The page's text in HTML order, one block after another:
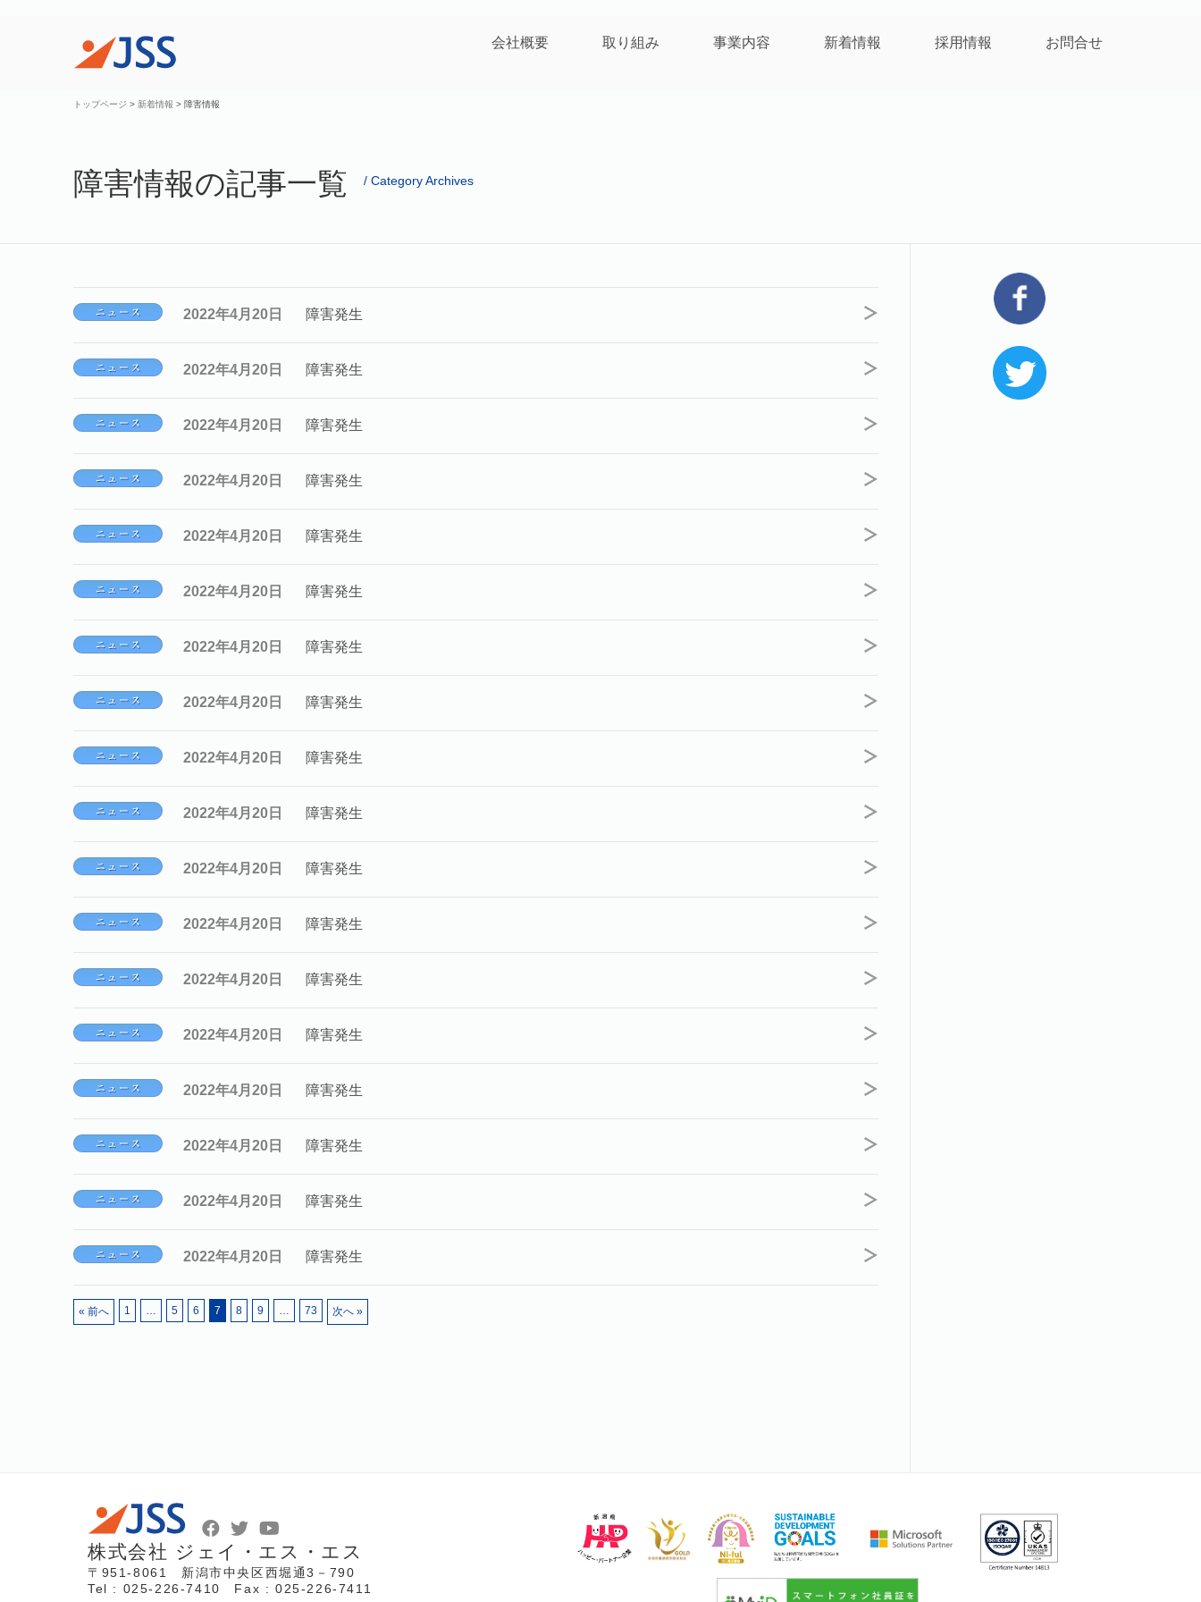
会社概要 取り組み 事業内容 新着情報 採用情報 お問合せ
トップページ > 新着情報 > 障害情報
障害情報の記事一覧 Category Archives
2022年4月20日 障害発生
2022年4月20日 障害発生
2022年4月20日 障害発生
2022年4月20日 障害発生
2022年4月20日 障害発生
2022年4月20日 障害発生
2022年4月20日 障害発生
2022年4月20日 障害発生
2022年4月20日 障害発生
2022年4月20日 障害発生
2022年4月20日 障害発生
2022年4月20日 障害発生
2022年4月20日 障害発生
2022年4月20日 障害発生
2022年4月20日 障害発生
2022年4月20日 障害発生
2022年4月20日 障害発生
2022年4月20日 障害発生
« 前へ 1 … 5 6 7 8 9 … 73 次へ »
株式会社 ジェイ・エス・エス
〒951-8061 新潟市中央区西堀通3－790
Tel : 025-226-7410 Fax : 025-226-7411